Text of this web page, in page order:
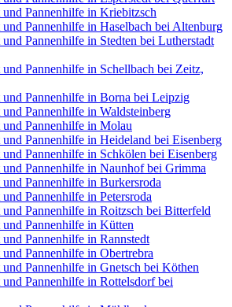
und Pannenhilfe in Kriebitzsch
Pannenhilfe in Haselbach bei Altenburg
Pannenhilfe in Stedten bei Lutherstadt
Pannenhilfe in Schellbach bei Zeitz,
und Pannenhilfe in Borna bei Leipzig
Pannenhilfe in Waldsteinberg
und Pannenhilfe in Molau
Pannenhilfe in Heideland bei Eisenberg
Pannenhilfe in Schkölen bei Eisenberg
und Pannenhilfe in Naunhof bei Grimma
Pannenhilfe in Burkersroda
Pannenhilfe in Petersroda
und Pannenhilfe in Roitzsch bei Bitterfeld
Pannenhilfe in Kütten
Pannenhilfe in Rannstedt
Pannenhilfe in Obertrebra
Pannenhilfe in Gnetsch bei Köthen
Pannenhilfe in Rottelsdorf bei